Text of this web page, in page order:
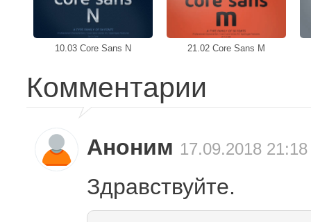
10.03 Core Sans N 21.02 Core Sans M
Комментарии
Аноним 17.09.2018 21:18
Здравствуйте.